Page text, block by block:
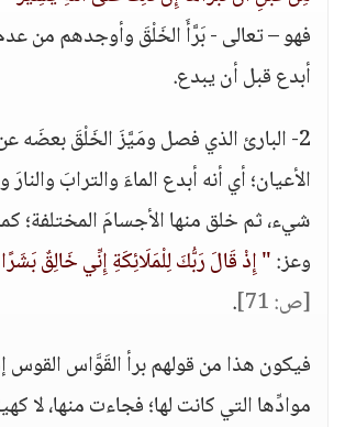
فهو – تعالى - بَرَّأَ الخَلْقَ وأوجدهم من
أبدع قبل أن يبدع.
2- البارئ الذي فصل ومَيَّزَ الخَلْقَ بعضَه
الأعيان؛ أي أنه أبدع الماءَ والترابَ والنارَ
شيء، ثم خلق منها الأجسامَ المختلفة؛
وعز:" إِذْ قَالَ رَبُّكَ لِلْمَلَائِكَةِ إِنِّي خَالِقٌ
[ص: 71]
.
فيكون هذا من قولهم برأ القَوَّاس القوس
موادِّها التي كانت لها؛ فجاءت منها، لا